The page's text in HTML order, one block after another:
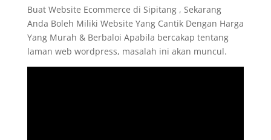
Buat Website Ecommerce di Sipitang , Sekarang
Anda Boleh Miliki Website Yang Cantik Dengan Harga
Yang Murah & Berbaloi Apabila bercakap tentang
laman web wordpress, masalah ini akan muncul.